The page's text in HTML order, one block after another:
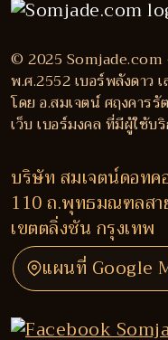
© 2025
พ.ศ.2552 เบอร์พลังดาว
โดย อ.สมเจตน์ ศฤงคารรั
เว็บ เบอร์มงคล ที่มีผู้ใช้บ
บริษัท สมเจตน์ดอทค
110 ถ.พุทธมณฑลสา
เขตตลิ่งชัน กรุงเทพ
แผนที่ Google